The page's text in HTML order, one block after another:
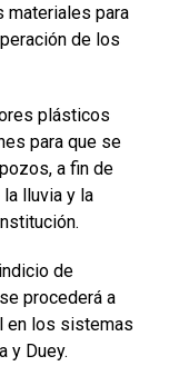
materiales para
de los
plásticos
para que se
a fin de
lluvia y la
de
procederá a
en los sistemas
y Duey.